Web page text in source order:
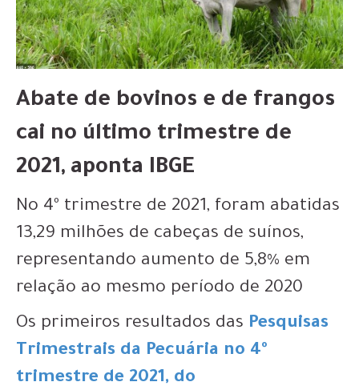
Abate de bovinos e de frangos
cai no último trimestre de
2021, aponta IBGE
No 4º trimestre de 2021, foram abatidas
13,29 milhões de cabeças de suínos,
representando aumento de 5,8% em
relação ao mesmo período de 2020
Os primeiros resultados das Pesquisas
Trimestrais da Pecuária no 4º
trimestre de 2021, do